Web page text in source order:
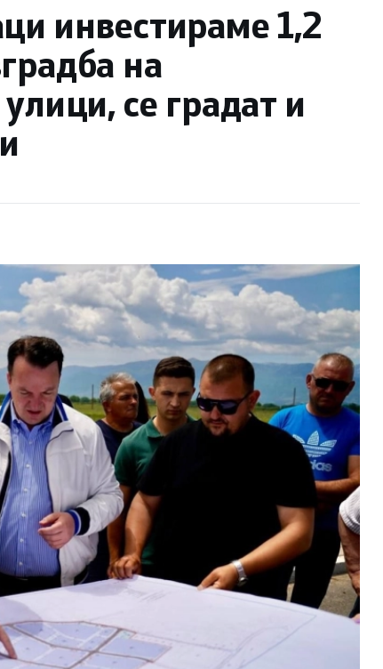
инвестираме 1,2
на
се градат и